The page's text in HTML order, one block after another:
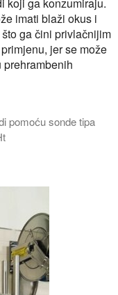
imati blaži okus i
ga čini privlačnijim
jer se može
prehrambenih
pomoću sonde tipa